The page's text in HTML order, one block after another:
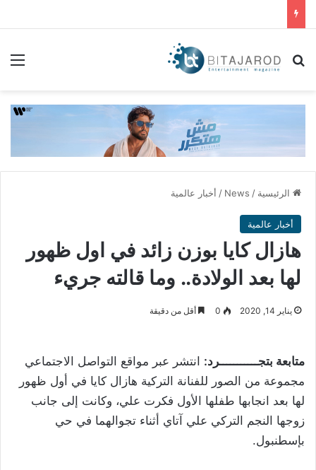
بحث عن
الرئيسية /
News
/ أخبار عالمية
أخبار عالمية
هازال كايا بوزن زائد في اول ظهور
لها بعد الولادة.. وما قالته جريء
يناير 14, 2020 0 أقل من دقيقة
متابعة بتجـــــــــــرد: انتشر عبر مواقع التواصل الاجتماعي
مجموعة من الصور للفنانة التركية هازال كايا في أول ظهور
لها بعد انجابها طفلها الأول فكرت علي، وكانت إلى جانب
زوجها النجم التركي علي آتاي أثناء تجوالهما في حي
بإسطنبول.